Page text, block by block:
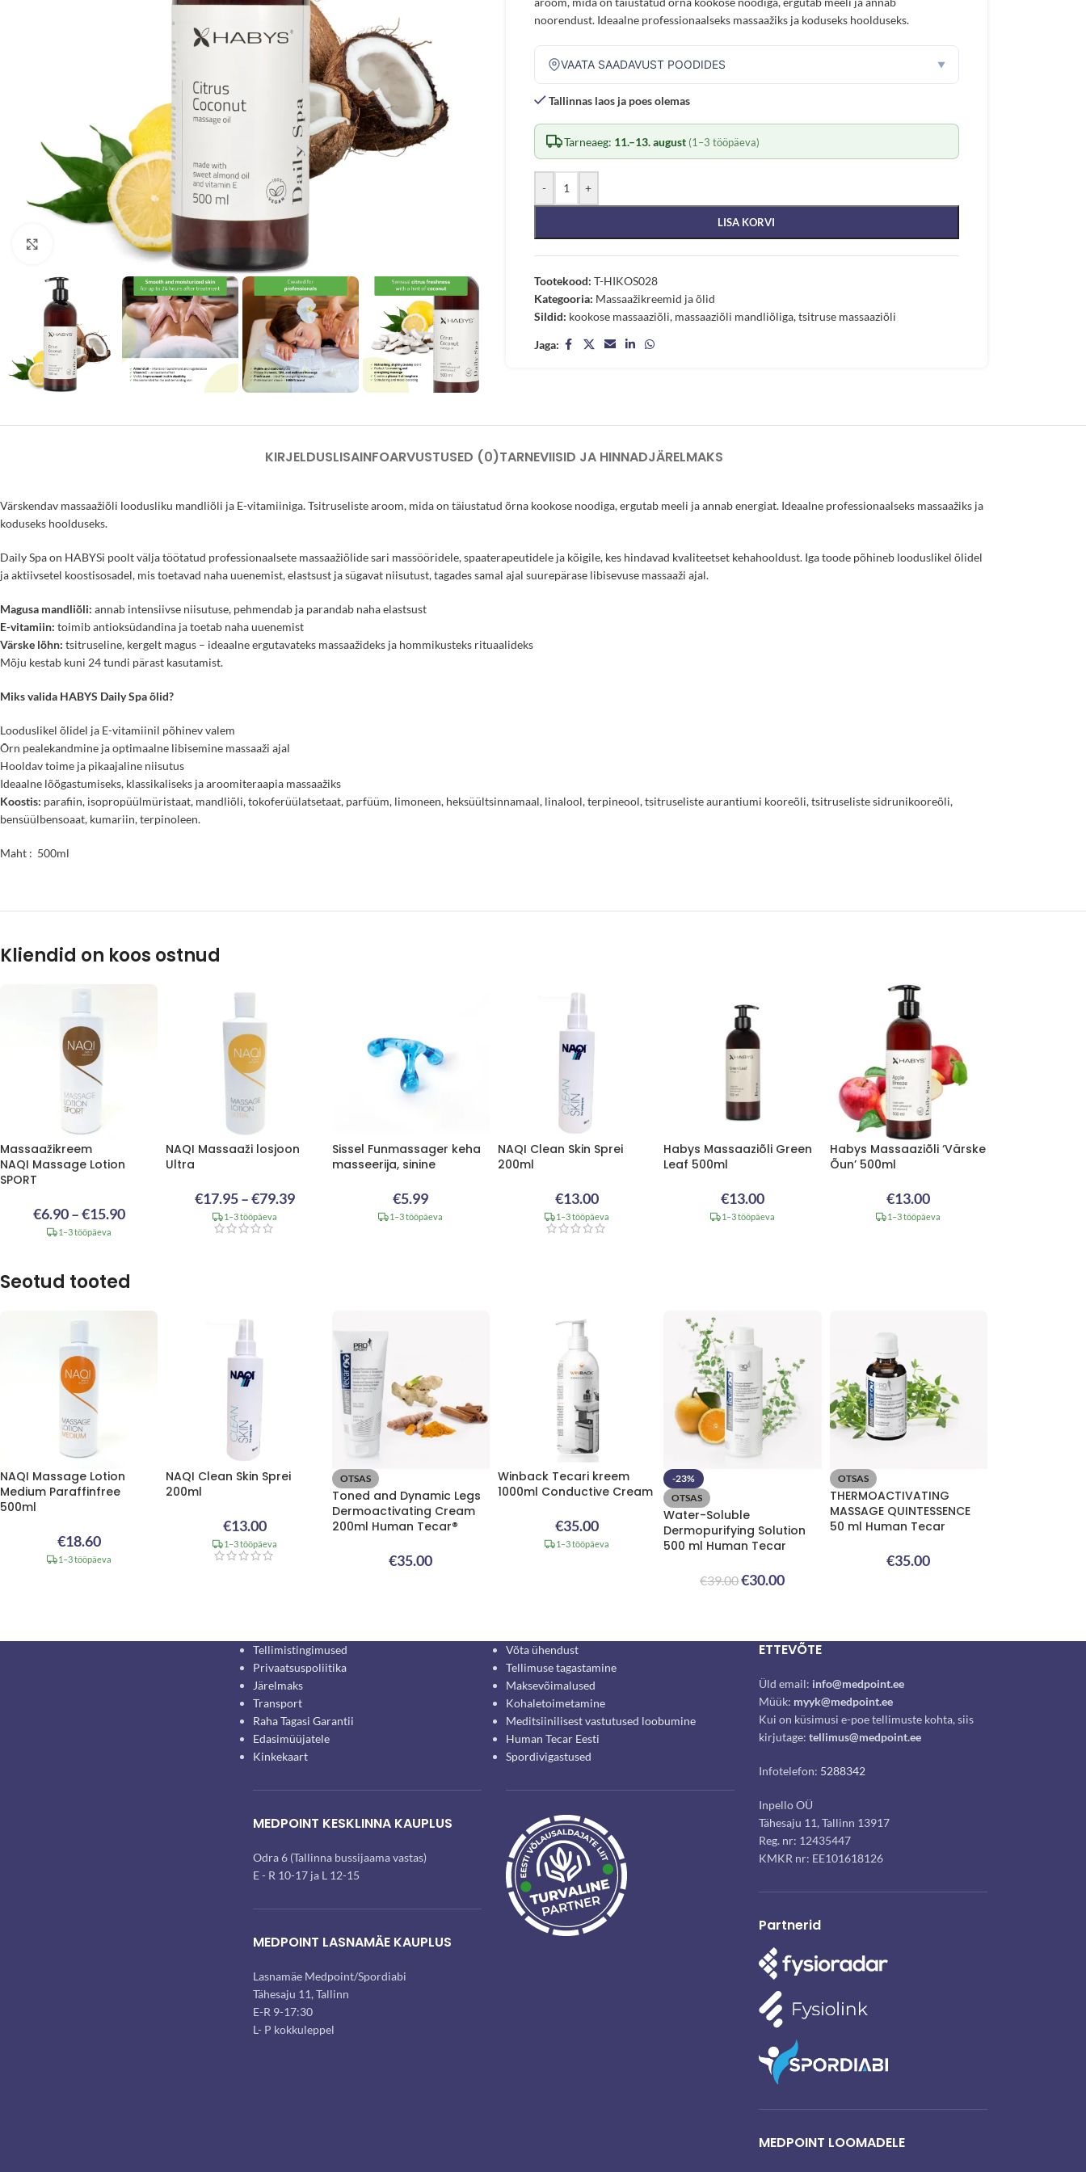
Vaata suuremat pilti
noorendust. Ideaalne professionaalseks massaažiks ja koduseks hoolduseks.
VAATA SAADAVUST POODIDES ▼
Tallinnas laos ja poes olemas
Tarneaeg: 11.–13. august (1–3 tööpäeva)
- +
LISA KORVI
Tootekood: T-HIKOS028
Kategooria: Massaažikreemid ja õlid
Sildid: kookose massaaziõli, massaaziõli mandliõliga,tsitruse massaaziõli
Jaga:
KIRJELDUSLISAINFOARVUSTUSED (0)TARNEVIISID JA HINNADJÄRELMAKS
Värskendav massaažiõli loodusliku mandliõli ja E-vitamiiniga. Tsitruseliste aroom, mida on täiustatud õrna kookose noodiga, ergutab meeli ja annab energiat. Ideaalne professionaalseks massaažiks ja
koduseks hoolduseks.
Daily Spa on HABYSi poolt välja töötatud professionaalsete massaažiõlide sari massööridele, spaaterapeutidele ja kõigile, kes hindavad kvaliteetset kehahooldust. Iga toode põhineb looduslikel õlidel
ja aktiivsetel koostisosadel, mis toetavad naha uuenemist, elastsust ja sügavat niisutust, tagades samal ajal suurepärase libisevuse massaaži ajal.
Magusa mandliõli: annab intensiivse niisutuse, pehmendab ja parandab naha elastsust
E-vitamiin: toimib antioksüdandina ja toetab naha uuenemist
Värske lõhn: tsitruseline, kergelt magus – ideaalne ergutavateks massaažideks ja hommikusteks rituaalideks
Mõju kestab kuni 24 tundi pärast kasutamist.
Miks valida HABYS Daily Spa õlid?
Looduslikel õlidel ja E-vitamiinil põhinev valem
Õrn pealekandmine ja optimaalne libisemine massaaži ajal
Hooldav toime ja pikaajaline niisutus
Ideaalne lõõgastumiseks, klassikaliseks ja aroomiteraapia massaažiks
Koostis: parafiin, isopropüülmüristaat, mandliõli, tokoferüülatsetaat, parfüüm, limoneen, heksüültsinnamaal, linalool, terpineool, tsitruseliste aurantiumi kooreõli, tsitruseliste sidrunikooreõli,
bensüülbensoaat, kumariin, terpinoleen.
Maht : 500ml
Kliendid on koos ostnud
Massaažikreem
NAQI Massage Lotion
SPORT
€6.90–€15.90
1–3 tööpäeva
NAQI Massaaži losjoon
Ultra
€17.95–€79.39
1–3 tööpäeva
Sissel Funmassager keha
masseerija, sinine
€5.99
1–3 tööpäeva
NAQI Clean Skin Sprei
200ml
€13.00
1–3 tööpäeva
Habys Massaaziõli Green
Leaf 500ml
€13.00
1–3 tööpäeva
Habys Massaaziõli ‘Värske
Õun’ 500ml
€13.00
1–3 tööpäeva
Seotud tooted
NAQI Massage Lotion
Medium Paraffinfree
500ml
€18.60
1–3 tööpäeva
NAQI Clean Skin Sprei
200ml
€13.00
1–3 tööpäeva
OTSAS
Toned and Dynamic Legs
Dermoactivating Cream
200ml Human Tecar®
€35.00
Winback Tecari kreem
1000ml Conductive Cream
€35.00
1–3 tööpäeva
-23%
OTSAS
Water-Soluble
Dermopurifying Solution
500 ml Human Tecar
€39.00€30.00
OTSAS
THERMOACTIVATING
MASSAGE QUINTESSENCE
50 ml Human Tecar
€35.00
Tellimistingimused
Privaatsuspoliitika
Järelmaks
Transport
Raha Tagasi Garantii
Edasimüüjatele
Kinkekaart
MEDPOINT KESKLINNA KAUPLUS
Odra 6 (Tallinna bussijaama vastas)
E - R 10-17 ja L 12-15
MEDPOINT LASNAMÄE KAUPLUS
Lasnamäe Medpoint/Spordiabi
Tähesaju 11, Tallinn
E-R 9-17:30
L- P kokkuleppel
Võta ühendust
Tellimuse tagastamine
Maksevõimalused
Kohaletoimetamine
Meditsiinilisest vastutused loobumine
Human Tecar Eesti
Spordivigastused
ETTEVÕTE
Üld email: info@medpoint.ee
Müük: myyk@medpoint.ee
Kui on küsimusi e-poe tellimuste kohta, siis
kirjutage: tellimus@medpoint.ee
Infotelefon: 5288342
Inpello OÜ
Tähesaju 11, Tallinn 13917
Reg. nr: 12435447
KMKR nr: EE101618126
Partnerid
MEDPOINT LOOMADELE